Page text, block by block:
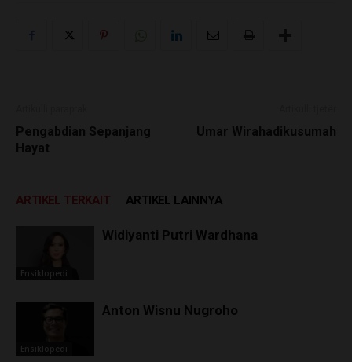
Pengabdian Sepanjang
Hayat
Umar Wirahadikusumah
ARTIKEL TERKAIT ARTIKEL LAINNYA
Ensiklopedi
Widiyanti Putri Wardhana
Ensiklopedi
Anton Wisnu Nugroho